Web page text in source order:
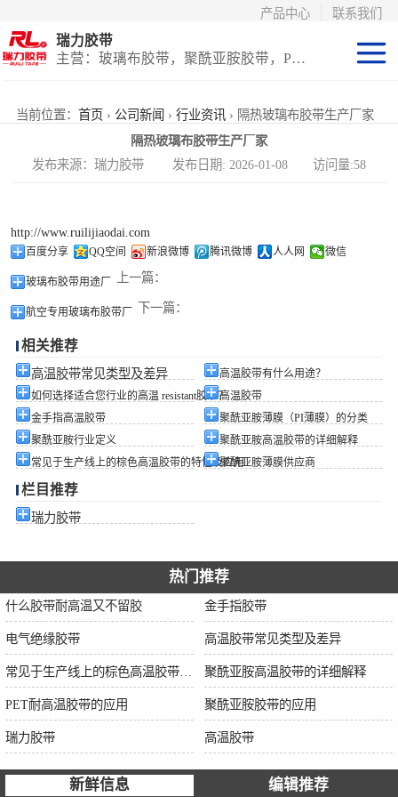
联系我们
产品中心
瑞力胶带
主营：玻璃布胶带，聚酰亚胺胶带，PET高温胶带，耐高温保护膜
当前位置： 首页 › 公司新闻 › 行业资讯 › 隔热玻璃布胶带生产厂家
隔热玻璃布胶带生产厂家
发布来源：瑞力胶带 发布日期: 2026-01-08 访问量:58
http://www.ruilijiaodai.com
百度分享 QQ空间 新浪微博 腾讯微博 人人网 微信
上一篇：
玻璃布胶带用途厂
下一篇：
航空专用玻璃布胶带厂
相关推荐
高温胶带常见类型及差异
高温胶带有什么用途？
如何选择适合您行业的高温 resistant胶带？高温胶带
金手指高温胶带
聚酰亚胺薄膜（PI薄膜）的分类
聚酰亚胺行业定义
聚酰亚胺高温胶带的详细解释
常见于生产线上的棕色高温胶带的特性及应用聚酰亚胺薄膜供应商
栏目推荐
瑞力胶带
热门推荐
什么胶带耐高温又不留胶 金手指胶带
电气绝缘胶带 高温胶带常见类型及差异
聚酰亚胺高温胶带的详细解释
PET耐高温胶带的应用 聚酰亚胺胶带的应用
瑞力胶带 高温胶带
新鲜信息 编辑推荐
聚酰亚胺系列
玻璃布胶带（特
（保护膜）
等离子热喷涂胶
带
防火陶瓷化硅胶
带